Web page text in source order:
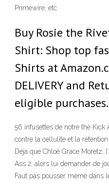
Primewire, etc
Buy Rosie the
Shirt: Shop top
Shirts at
DELIVERY and
eligible purchases.
56 infusettes de notre thé Kick
contre la cellulite et la
Déjà que Chloë Grace Moretz,
Ass 2, alors lui demander de
Faut pas pousser mémé dans